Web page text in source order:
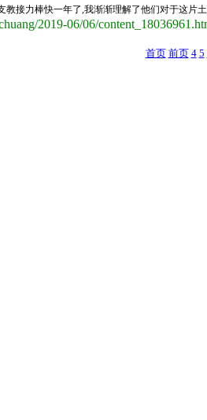
教接力棒快一年了,我渐渐理解了他们对于这
2019-06/06/
首页 前页 4 5